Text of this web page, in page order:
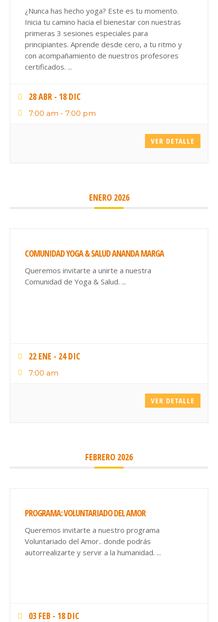
¿Nunca has hecho yoga? Este es tu momento.
Inicia tu camino hacia el bienestar con nuestras
primeras 3 sesiones especiales para
principiantes. Aprende desde cero, a tu ritmo y
con acompañamiento de nuestros profesores
certificados. ...
28 ABR - 18 DIC
7:00 am - 7:00 pm
VER DETALLE
ENERO 2026
COMUNIDAD YOGA & SALUD ANANDA MARGA
Queremos invitarte a unirte a nuestra
Comunidad de Yoga & Salud. ...
22 ENE - 24 DIC
7:00 am
VER DETALLE
FEBRERO 2026
PROGRAMA: VOLUNTARIADO DEL AMOR
Queremos invitarte a nuestro programa
Voluntariado del Amor.. donde podrás
autorrealizarte y servir a la humanidad. ...
03 FEB - 18 DIC